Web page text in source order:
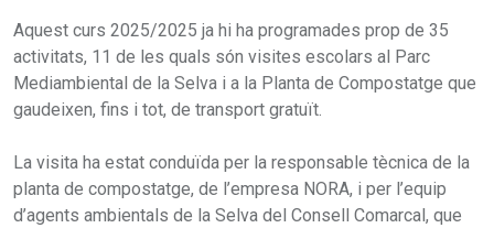
Aquest curs 2025/2025 ja hi ha programades prop de 35
activitats, 11 de les quals són visites escolars al Parc
Mediambiental de la Selva i a la Planta de Compostatge que
gaudeixen, fins i tot, de transport gratuït.
La visita ha estat conduïda per la responsable tècnica de la
planta de compostatge, de l’empresa NORA, i per l’equip
d’agents ambientals de la Selva del Consell Comarcal, que